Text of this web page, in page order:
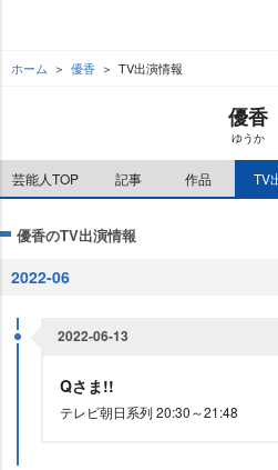
ホーム 優香 TV出演情報
優香
ゆうか
芸能人TOP 記事 作品 TV
優香のTV出演情報
2022-06
2022-06-13
Qさま!!
テレビ朝日系列 20:30～21:48